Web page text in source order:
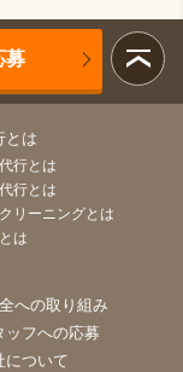
募
とは
行とは
行とは
リーニングとは
は
への取り組み
ッフへの応募
について